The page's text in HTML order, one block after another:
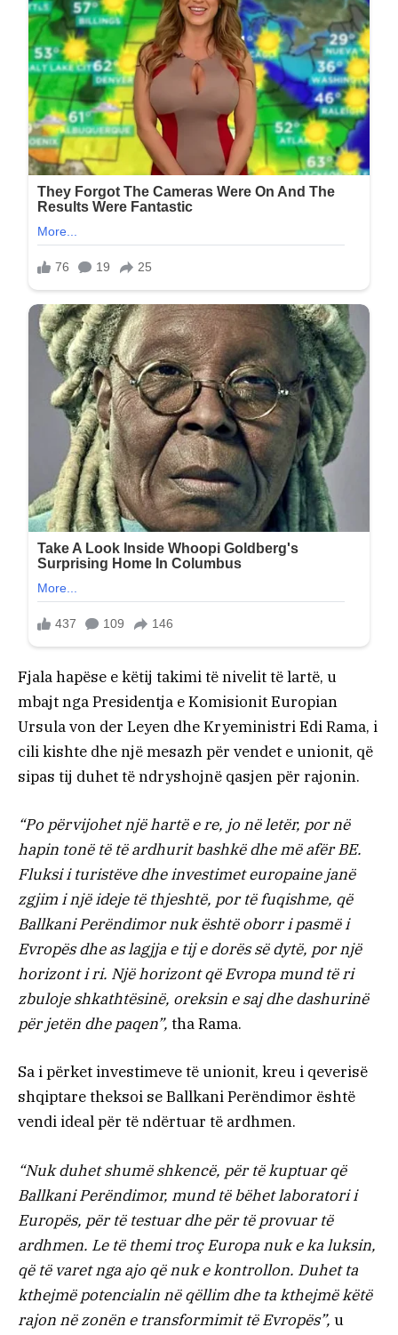
Fjala hapëse e këtij takimi të nivelit të lartë, u
mbajt nga Presidentja e Komisionit Europian
Ursula von der Leyen dhe Kryeministri Edi Rama, i
cili kishte dhe një mesazh për vendet e unionit, që
sipas tij duhet të ndryshojnë qasjen për rajonin.
“Po përvijohet një hartë e re, jo në letër, por në
hapin tonë të të ardhurit bashkë dhe më afër BE.
Fluksi i turistëve dhe investimet europaine janë
zgjim i një ideje të thjeshtë, por të fuqishme, që
Ballkani Perëndimor nuk është oborr i pasmë i
Evropës dhe as lagjja e tij e dorës së dytë, por një
horizont i ri. Një horizont që Evropa mund të ri
zbuloje shkathtësinë, oreksin e saj dhe dashurinë
për jetën dhe paqen”, tha Rama.
Sa i përket investimeve të unionit, kreu i qeverisë
shqiptare theksoi se Ballkani Perëndimor është
vendi ideal për të ndërtuar të ardhmen.
“Nuk duhet shumë shkencë, për të kuptuar që
Ballkani Perëndimor, mund të bëhet laboratori i
Europës, për të testuar dhe për të provuar të
ardhmen. Le të themi troç Europa nuk e ka luksin,
që të varet nga ajo që nuk e kontrollon. Duhet ta
kthejmë potencialin në qëllim dhe ta kthejmë këtë
rajon në zonën e transformimit të Evropës”, u